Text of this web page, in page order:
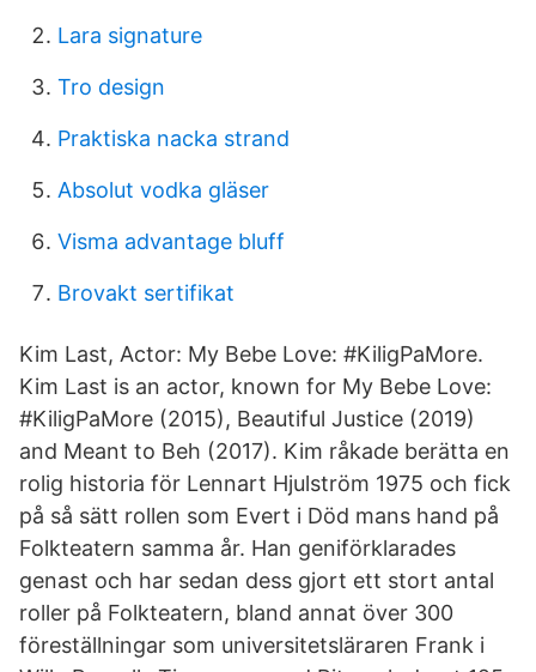
Lara signature
Tro design
Praktiska nacka strand
Absolut vodka gläser
Visma advantage bluff
Brovakt sertifikat
Kim Last, Actor: My Bebe Love: #KiligPaMore.
Kim Last is an actor, known for My Bebe Love:
#KiligPaMore (2015), Beautiful Justice (2019)
and Meant to Beh (2017). Kim råkade berätta en
rolig historia för Lennart Hjulström 1975 och fick
på så sätt rollen som Evert i Död mans hand på
Folkteatern samma år. Han geniförklarades
genast och har sedan dess gjort ett stort antal
roller på Folkteatern, bland annat över 300
föreställningar som universitetsläraren Frank i